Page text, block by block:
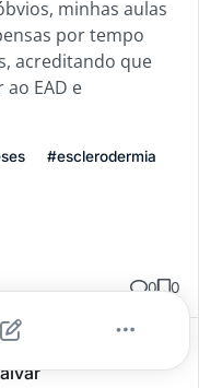
minhas aulas
por tempo
acreditando que
EAD e
#esclerodermia
0 0